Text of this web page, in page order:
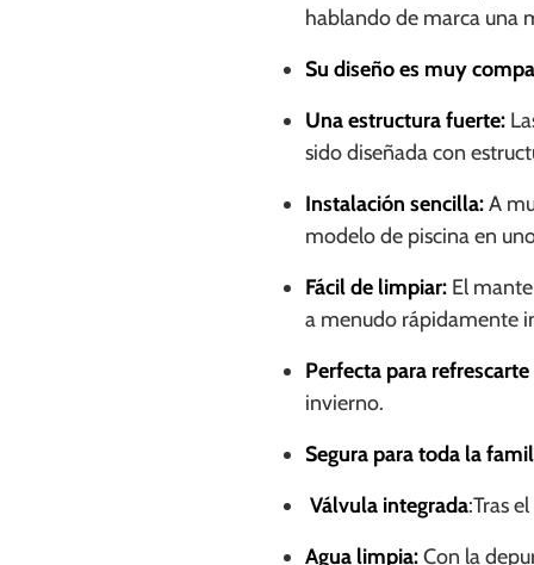
hablando de marca una
Su diseño es muy
Una estructura fuerte:
sido diseñada con
Instalación sencilla:A
modelo de piscina en
Fácil de limpiar: El
a menudo rápidamente
Perfecta para
invierno.
Segura para toda la
Válvula integrada:Tras
Agua limpia:Con la